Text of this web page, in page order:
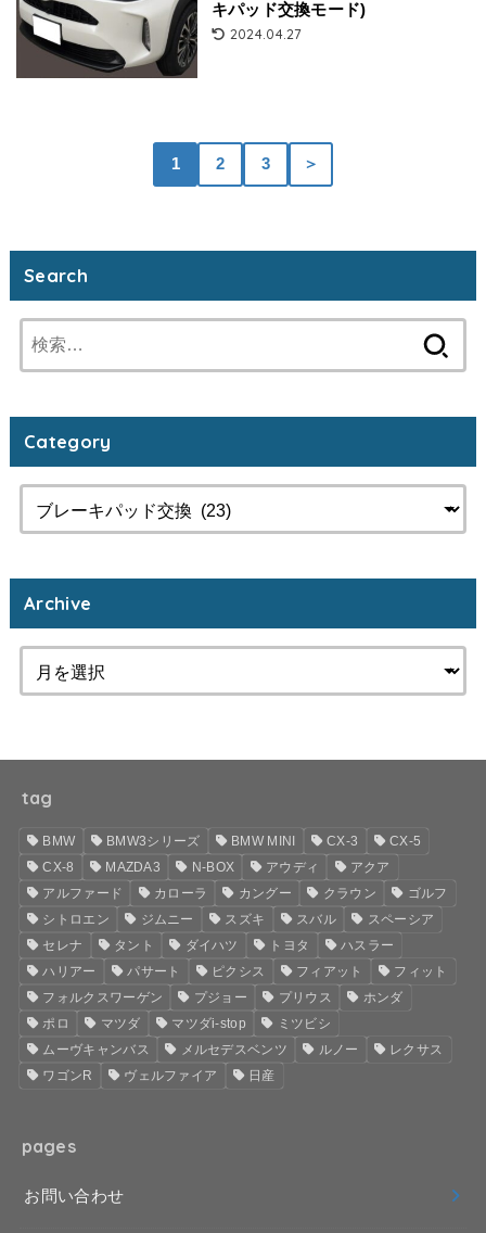
キパッド交換モード)
2024.04.27
1 2 3 ＞
Search
索:
Category
Archive
tag
BMW BMW3シリーズ BMW MINI CX-3
CX-5
CX-8
MAZDA3 N-BOX アウディ
アクア
アルファード
カローラ カングー クラウン
ゴルフ
シトロエン
ジムニー スズキ スバル
スペーシア
セレナ
タント ダイハツ トヨタ
ハスラー
ハリアー
パサート ピクシス フィアット
フィット
フォルクスワーゲン
プジョー プリウス
ホンダ
ポロ
マツダ マツダi-stop
ミツビシ
ムーヴキャンバス
メルセデスベンツ ルノー
レクサス
ワゴンR
ヴェルファイア 日産
pages
お問い合わせ